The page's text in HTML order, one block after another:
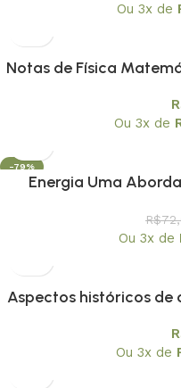
Ou 3x de
Notas de Física
Ou 3x de
-79%
Energia Uma
R$
Ou 3x de
Aspectos históricos de
Ou 3x de